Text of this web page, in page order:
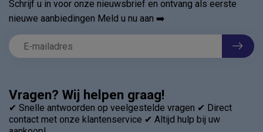
Vragen? Wij helpen graag!
✔ Snelle antwoorden op veelgestelde vragen ✔ Direct
contact met onze klantenservice ✔ Altijd hulp bij uw
Schrijf u in voor onze nieuwsbrief en ontvang als eerste
nieuwe aanbiedingen Meld u nu aan ➡️